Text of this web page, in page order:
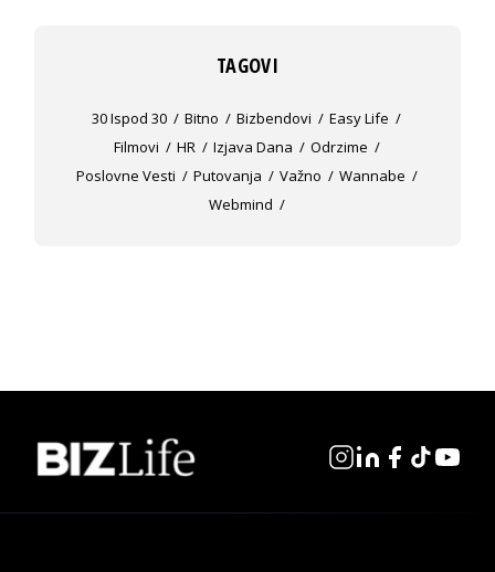
TAGOVI
30 Ispod 30 Bitno Bizbendovi
Easy Life
Filmovi
HR Izjava Dana
Odrzime
Poslovne Vesti
Putovanja Važno
Wannabe
Webmind